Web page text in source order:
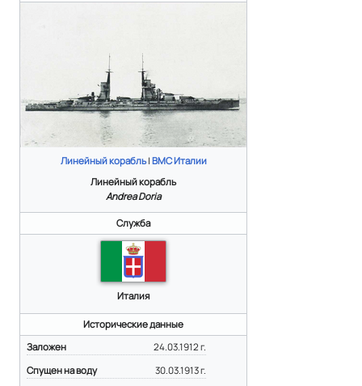
Линейный корабль| ВМС Италии
Линейный корабль
Andrea Doria
Служба
Италия
Исторические данные
24.03.1912 г.
Заложен
30.03.1913 г.
Спущен на воду